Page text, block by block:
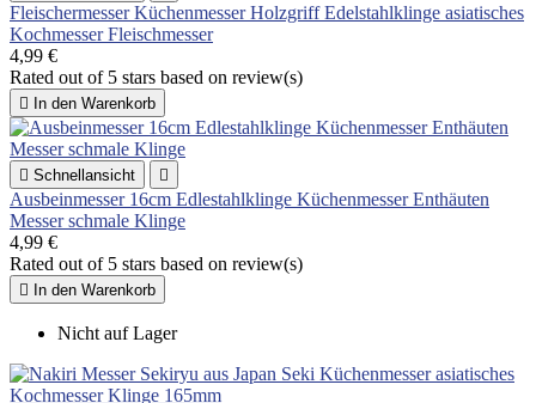
Fleischermesser Küchenmesser Holzgriff Edelstahlklinge asiatisches
Kochmesser Fleischmesser
4,99 €
Rated out of 5 stars based on review(s)
 In den Warenkorb
 Schnellansicht 
Ausbeinmesser 16cm Edlestahlklinge Küchenmesser Enthäuten
Messer schmale Klinge
4,99 €
Rated out of 5 stars based on review(s)
 In den Warenkorb
Nicht auf Lager